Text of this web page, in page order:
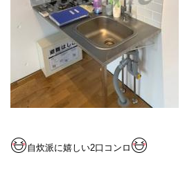
自炊派に嬉しい2口コンロ